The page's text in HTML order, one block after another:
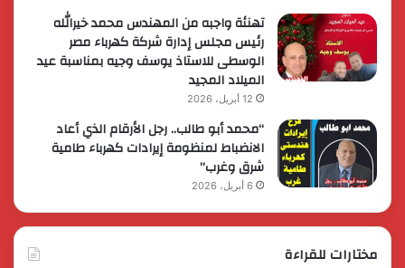
تهنئة واجبه من المهندس محمد خيرالله
رئيس مجلس إدارة شركة كهرباء مصر
الوسطى للاستاذ يوسف وجيه بمناسبة عيد
الميلاد المجيد
12 أبريل، 2026
“محمد أبو طالب.. رجل الأرقام الذي أعاد
الانضباط لمنظومة إيرادات كهرباء طامية
شرق وغرب”
6 أبريل، 2026
مختارات للقراءة